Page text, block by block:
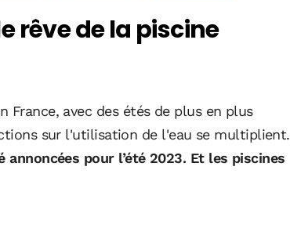
rêve de la piscine
France, avec des étés de plus en plus
sur l'utilisation de l'eau se multiplient.
pour l’été 2023. Et les piscines